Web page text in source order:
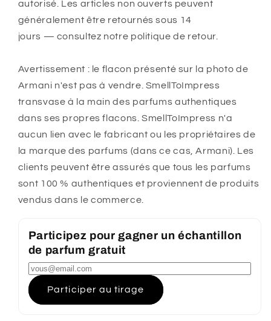
autorisé. Les articles non ouverts peuvent
généralement être retournés sous 14
jours — consultez notre politique de retour.
Avertissement : le flacon présenté sur la photo de
Armani n'est pas à vendre. SmellToImpress
transvase à la main des parfums authentiques
dans ses propres flacons. SmellToImpress n'a
aucun lien avec le fabricant ou les propriétaires de
la marque des parfums (dans ce cas, Armani). Les
clients peuvent être assurés que tous les parfums
sont 100 % authentiques et proviennent de produits
vendus dans le commerce.
Participez pour gagner un échantillon
de parfum gratuit
Participer au tirage